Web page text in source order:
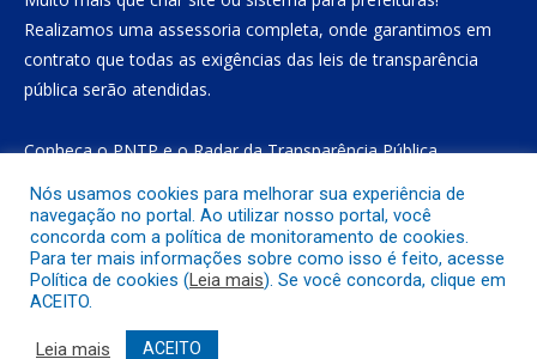
Realizamos uma assessoria completa, onde garantimos em
contrato que todas as exigências das leis de transparência
pública serão atendidas.
Conheça oPNTPe oRadar da Transparência Pública
Todos os direitos reservados a Prefeitura Municipal de Gurupá
Mapa do Site
Acessar o Webmail
Nós usamos cookies para melhorar sua experiência de
navegação no portal. Ao utilizar nosso portal, você
concorda com a política de monitoramento de cookies.
Para ter mais informações sobre como isso é feito, acesse
Política de cookies (Leia mais). Se você concorda, clique em
ACEITO.
Leia mais ACEITO